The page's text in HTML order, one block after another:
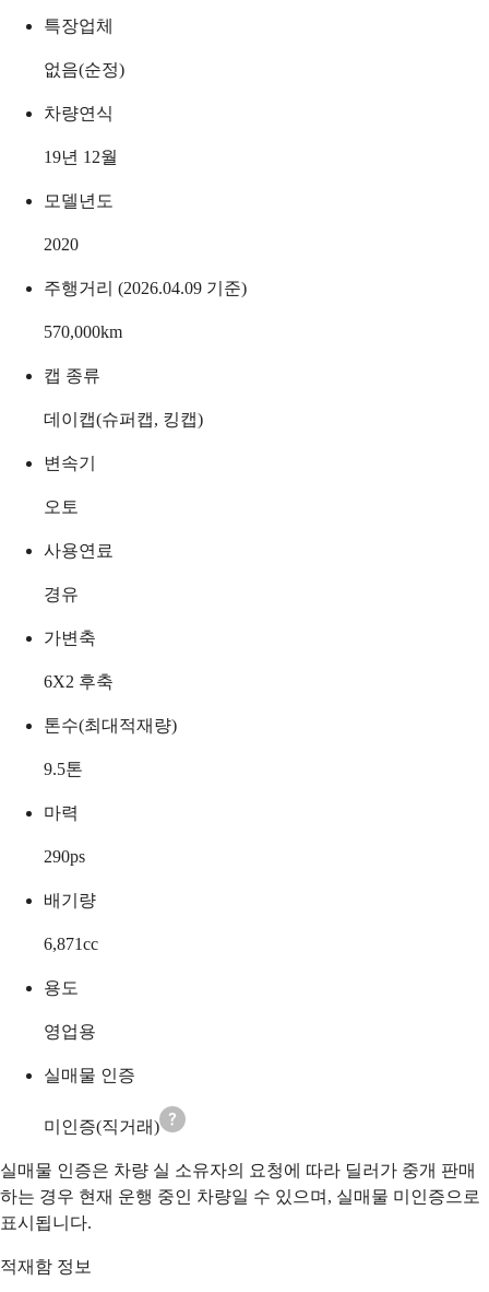
특장업체
없음(순정)
차량연식
19년 12월
모델년도
2020
주행거리 (2026.04.09 기준)
570,000km
캡 종류
데이캡(슈퍼캡, 킹캡)
변속기
오토
사용연료
경유
가변축
6X2 후축
톤수(최대적재량)
9.5톤
마력
290ps
배기량
6,871cc
용도
영업용
실매물 인증
미인증(직거래)
실매물 인증은 차량 실 소유자의 요청에 따라 딜러가 중개 판매
하는 경우 현재 운행 중인 차량일 수 있으며, 실매물 미인증으로
표시됩니다.
적재함 정보